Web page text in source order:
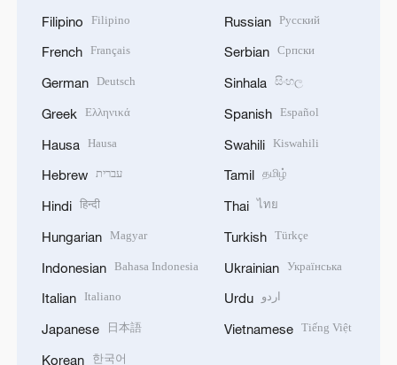
Filipino Filipino
French Français
German Deutsch
Greek Ελληνικά
Hausa Hausa
Hebrew עברית
Hindi हिन्दी
Hungarian Magyar
Indonesian Bahasa Indonesia
Italian Italiano
Japanese 日本語
Korean 한국어
Russian Русский
Serbian Српски
Sinhala සිංහල
Spanish Español
Swahili Kiswahili
Tamil தமிழ்
Thai ไทย
Turkish Türkçe
Ukrainian Українська
Urdu اردو
Vietnamese Tiếng Việt